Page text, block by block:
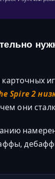
Spire 2
они